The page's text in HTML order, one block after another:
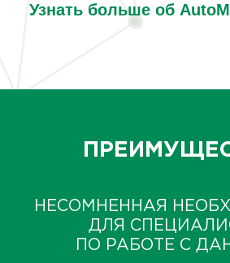
Узнать больше об
НЕСОМНЕННАЯ
ДЛЯ
ПО РАБОТЕ С